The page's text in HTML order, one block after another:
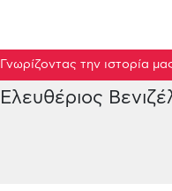
Γνωρίζοντας την ιστορία
Ελευθέριος